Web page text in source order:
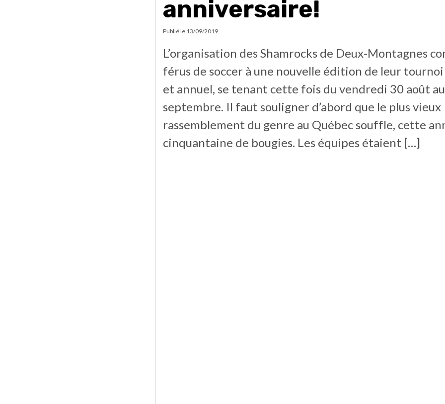
anniversaire!
Publié le 13/09/2019
L’organisation des Shamrocks de Deux-Montagnes
férus de soccer à une nouvelle édition de leur
et annuel, se tenant cette fois du vendredi 30 août
septembre. Il faut souligner d’abord que le plus vieux
rassemblement du genre au Québec souffle, cette
cinquantaine de bougies. Les équipes étaient […]